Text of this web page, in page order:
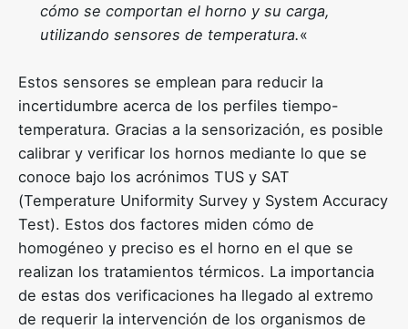
cómo se comportan el horno y su carga,
utilizando sensores de temperatura.«
Estos sensores se emplean para reducir la
incertidumbre acerca de los perfiles tiempo-
temperatura. Gracias a la sensorización, es posible
calibrar y verificar los hornos mediante lo que se
conoce bajo los acrónimos TUS y SAT
(Temperature Uniformity Survey y System Accuracy
Test). Estos dos factores miden cómo de
homogéneo y preciso es el horno en el que se
realizan los tratamientos térmicos. La importancia
de estas dos verificaciones ha llegado al extremo
de requerir la intervención de los organismos de